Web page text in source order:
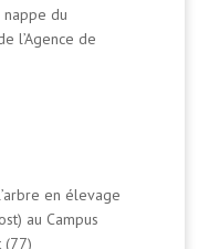
du
l’Agence de
en élevage
au Campus
(77)